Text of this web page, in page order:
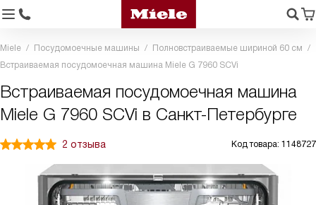
Miele Посудомоечные машины
Полновстраиваемые шириной 60 см
Встраиваемая посудомоечная машина Miele G 7960 SCVi
Встраиваемая посудомоечная машина
Miele G 7960 SCVi в Санкт-Петербурге
2 отзыва Код товара: 1148727